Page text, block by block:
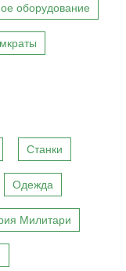
оборудование
Станки
Одежда
Милитари